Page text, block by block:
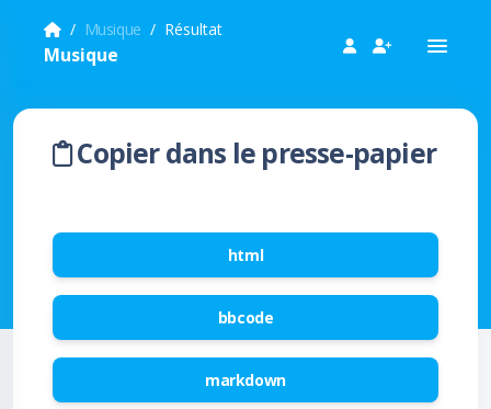
Musique Résultat
Musique
Copier dans le presse-papier
html
bbcode
markdown